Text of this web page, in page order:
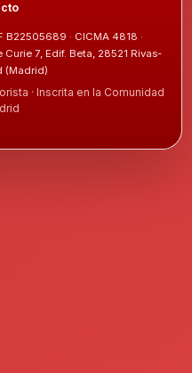
B22505689 · CICMA 4818 ·
7, Edif. Beta, 28521 Rivas-
(Madrid)
· Inscrita en la Comunidad